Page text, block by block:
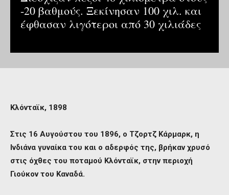
-20 βαθμούς. Ξεκίνησαν 100 χιλ. και
έφθασαν λιγότεροι από 30 χιλιάδες
Κλόνταϊκ, 1898
Στις 16 Αυγούστου του 1896, ο Τζορτζ Κάρμαρκ, η
Ινδιάνα γυναίκα του και ο αδερφός της, βρήκαν χρυσό
στις όχθες του ποταμού Κλόνταϊκ, στην περιοχή
Γιούκον του Καναδά.